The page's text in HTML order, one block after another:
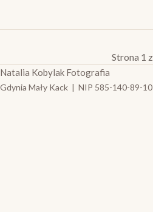
Strona 1
Natalia Kobylak Fotografia
Gdynia Mały Kack | NIP 585-140-89-